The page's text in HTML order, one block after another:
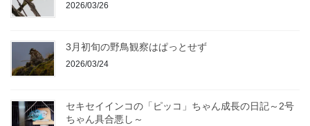
2026/03/26
3月初旬の野鳥観察はぱっとせず
2026/03/24
セキセイインコの「ピッコ」ちゃん成長の日記～2号
ちゃん具合悪し～